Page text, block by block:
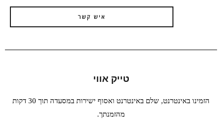
איש קשר
טייק אווי
הזמינו באינטרנט, שלם באינטרנט ואסוף ישירות במסעדה תוך 30 דקות
מהזמנתך.